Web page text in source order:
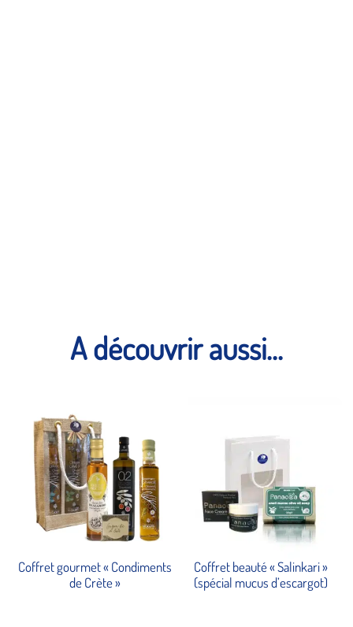
A découvrir aussi...
Coffret gourmet « Condiments
de Crète »
Coffret beauté « Salinkari »
(spécial mucus d’escargot)